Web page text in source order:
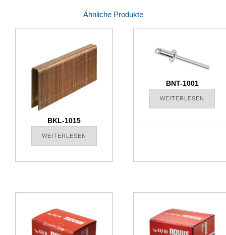
Ähnliche Produkte
BKL-1015
WEITERLESEN
BNT-1001
WEITERLESEN